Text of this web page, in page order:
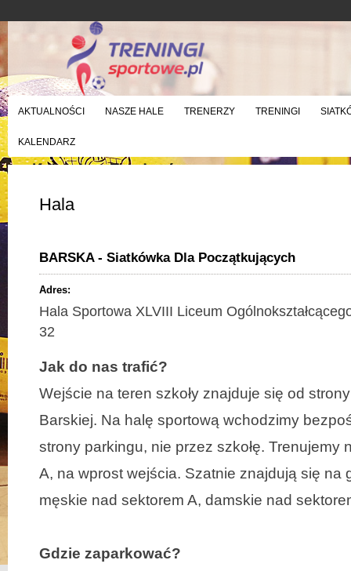
AKTUALNOŚCI NASZE HALE TRENERZY TRENINGI
KALENDARZ
Hala
BARSKA - Siatkówka Dla Początkujących
Adres:
Hala Sportowa XLVIII Liceum
32
Jak do nas trafić?
Wejście na teren szkoły znajduje się od
Barskiej. Na halę sportową wchodzimy
strony parkingu, nie przez szkołę. Trenujemy
A, na wprost wejścia. Szatnie znajdują się na
męskie nad sektorem A, damskie nad
Gdzie zaparkować?